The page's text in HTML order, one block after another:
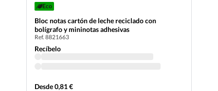
Eco
Bloc notas cartón de leche reciclado con
bolígrafo y mininotas adhesivas
Ref. 8821663
Recíbelo
Desde 0,81 €